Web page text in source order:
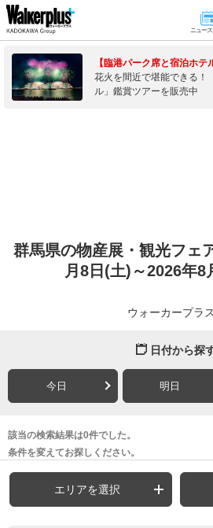
ニュース
【臨港パーク席と宿泊ホテ
花火を間近で堪能できる！
ル」鑑賞ツアーを販売中
群馬県の物産展・観光フェ
月8日(土)～2026年8
ウォーカープラ
日付から探
今日 明日
該当の検索結果は0件でした。
条件を変えてお探しください。
エリアを選択